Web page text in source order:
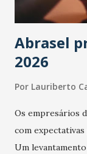
Abrasel
2026
Por Lauriberto
Os empresários
com
Um